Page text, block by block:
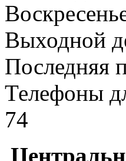
Выходной
Последняя
Телефоны
74